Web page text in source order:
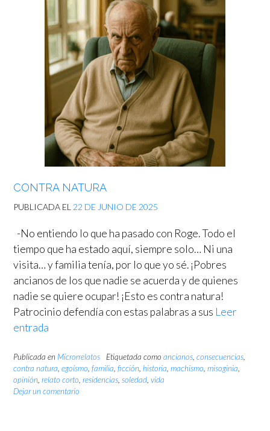
CONTRA NATURA
PUBLICADA EL 22 DE JUNIO DE 2025
-No entiendo lo que ha pasado con Roge. Todo el
tiempo que ha estado aquí, siempre solo… Ni una
visita… y familia tenía, por lo que yo sé. ¡Pobres
ancianos de los que nadie se acuerda y de quienes
nadie se quiere ocupar! ¡Esto es contra natura!
Patrocinio defendía con estas palabras a sus Leer
entrada
Publicada en Microrrelatos Etiquetada como ancianos, consecuencias,
contra natura, egoísmo, familia, ficción, historia, machismo, misoginia,
opinión, relato corto, residencias, soledad, vida
Dejar un comentario